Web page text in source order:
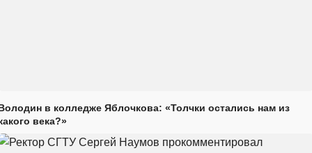
в колледже Яблочкова: «Толчки остались нам из
века?»